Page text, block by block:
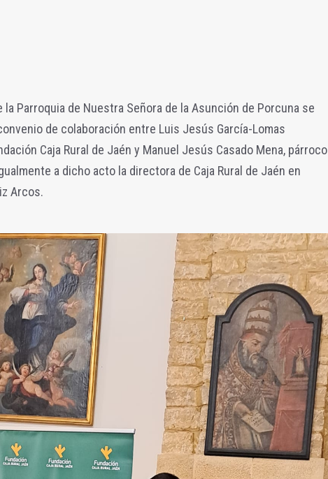
la Parroquia de Nuestra Señora de la Asunción de Porcuna se
de colaboración entre Luis Jesús García-Lomas
Caja Rural de Jaén y Manuel Jesús Casado Mena, párroco
a dicho acto la directora de Caja Rural de Jaén en
Arcos.